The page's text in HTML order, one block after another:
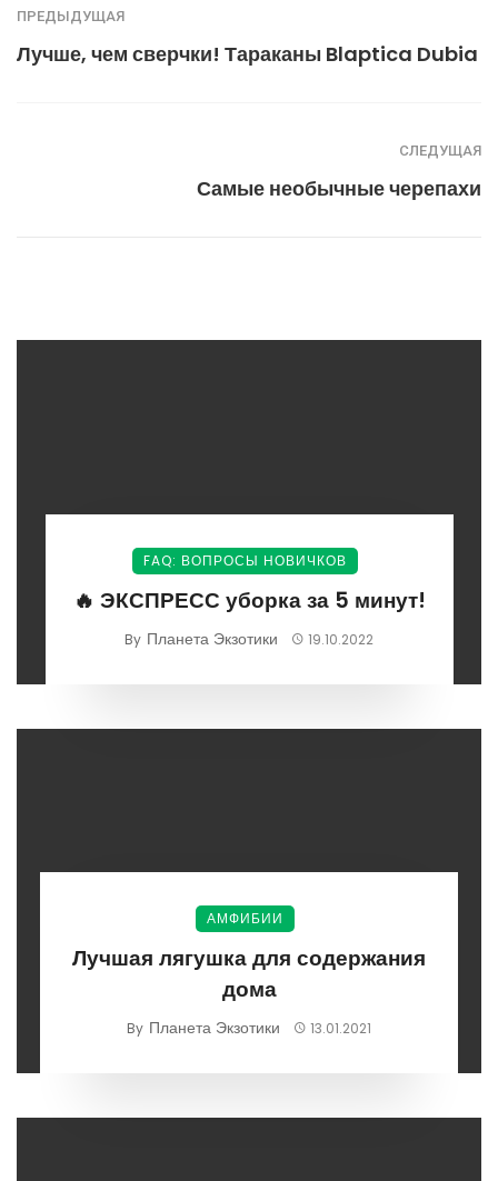
ПРЕДЫДУЩАЯ
Лучше, чем сверчки! Тараканы Blaptica Dubia
СЛЕДУЩАЯ
Самые необычные черепахи
FAQ: ВОПРОСЫ НОВИЧКОВ
🔥 ЭКСПРЕСС уборка за 5 минут!
By Планета Экзотики 19.10.2022
АМФИБИИ
Лучшая лягушка для содержания
дома
By Планета Экзотики 13.01.2021